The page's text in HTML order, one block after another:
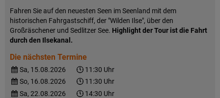
Fahren Sie auf den neuesten Seen im Seenland mit dem
historischen Fahrgastschiff, der "Wilden Ilse", über den
Großräschener und Sedlitzer See. Highlight der Tour ist die Fahrt
durch den Ilsekanal.
Die nächsten Termine
Sa, 15.08.2026
11:30 Uhr
So, 16.08.2026
11:30 Uhr
Sa, 22.08.2026
14:30 Uhr